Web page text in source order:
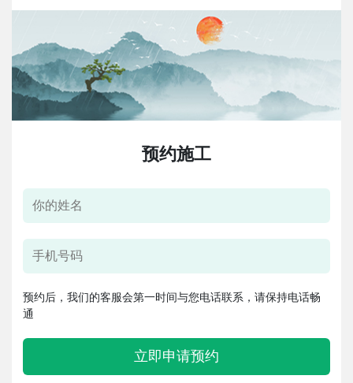
预约施工
预约后，我们的客服会第一时间与您电话联系，请保持电话畅
通
立即申请预约